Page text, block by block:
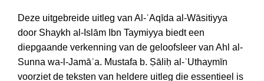
Deze uitgebreide uitleg van Al-ʿAqīda al-Wāsitiyya
door Shaykh al-Islām Ibn Taymiyya biedt een
diepgaande verkenning van de geloofsleer van Ahl al-
Sunna wa-l-Jamāʿa. Mustafa b. Ṣāliḥ al-ʿUthaymīn
voorziet de teksten van heldere uitleg die essentieel is